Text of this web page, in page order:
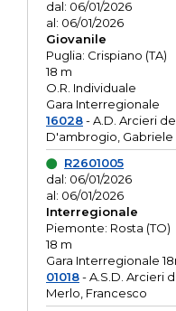
dal: 06/01/2026
al: 06/01/2026
Giovanile
Puglia: Crispiano (TA)
18 m
O.R. Individuale
Gara Interregionale
16028- A.D. Arcieri
D'ambrogio, Gabriele
R2601005
dal: 06/01/2026
al: 06/01/2026
Interregionale
Piemonte: Rosta (TO)
18 m
Gara Interregionale
01018- A.S.D. Arcieri
Merlo, Francesco